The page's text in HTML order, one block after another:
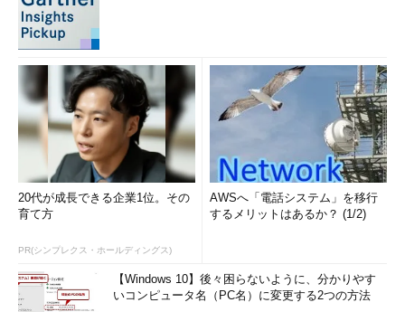
20代が成長できる企業1位。その
育て方
PR(シンプレクス・ホールディングス)
AWSへ「電話システム」を移行
するメリットはあるか？ (1/2)
【Windows 10】後々困らないように、分かりやす
いコンピュータ名（PC名）に変更する2つの方法